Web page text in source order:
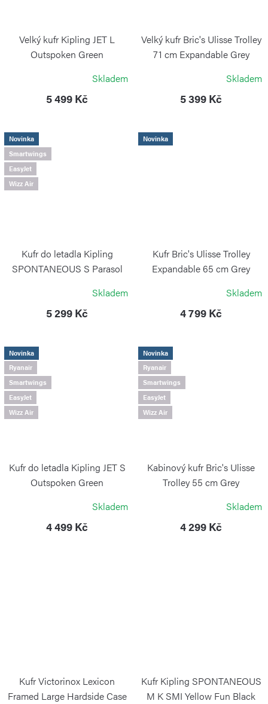
Velký kufr Kipling JET L
Outspoken Green
Skladem
5 499 Kč
Velký kufr Bric's Ulisse Trolley
71 cm Expandable Grey
Skladem
5 399 Kč
Novinka
Smartwings
EasyJet
Wizz Air
Kufr do letadla Kipling
SPONTANEOUS S Parasol
Skladem
5 299 Kč
Novinka
Kufr Bric's Ulisse Trolley
Expandable 65 cm Grey
Skladem
4 799 Kč
Novinka
Ryanair
Smartwings
EasyJet
Wizz Air
Kufr do letadla Kipling JET S
Outspoken Green
Skladem
4 499 Kč
Novinka
Ryanair
Smartwings
EasyJet
Wizz Air
Kabinový kufr Bric's Ulisse
Trolley 55 cm Grey
Skladem
4 299 Kč
Kufr Victorinox Lexicon
Framed Large Hardside Case
Kufr Kipling SPONTANEOUS
M K SMI Yellow Fun Black